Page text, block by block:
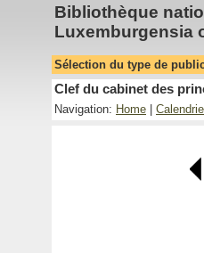
Bibliothèque
Luxemburgensia
Sélection du type de
Clef du cabinet des
Navigation: Home